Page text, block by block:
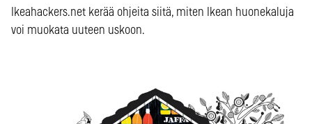
Ikeahackers.net kerää ohjeita siitä, miten Ikean huonekaluja
voi muokata uuteen uskoon.